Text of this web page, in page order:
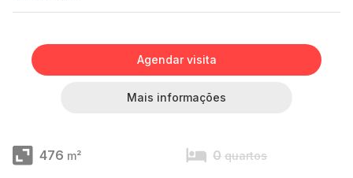
Agendar visita
Mais informações
476 m² 0 quartos